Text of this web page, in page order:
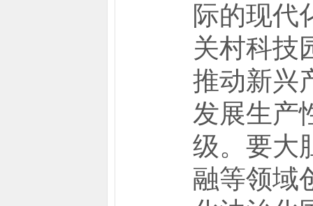
际的现代
关村科技
推动新兴
发展生产
级。要大
融等领域